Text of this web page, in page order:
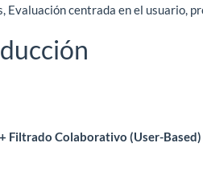
Evaluación centrada en el usuario,
Filtrado Colaborativo (User-Based)